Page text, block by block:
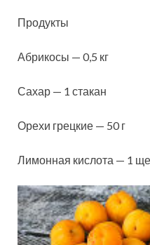
Продукты
Абрикосы — 0,5 кг
Сахар — 1 стакан
Орехи грецкие — 50 г
Лимонная кислота — 1